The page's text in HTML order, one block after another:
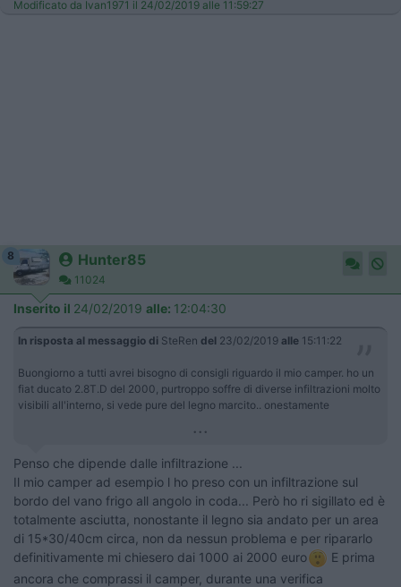
Modificato da Ivan1971 il 24/02/2019 alle 11:59:27
8 Hunter85
11024
Inserito il 24/02/2019 alle: 12:04:30
In risposta al messaggio di SteRen del 23/02/2019 alle 15:11:22
Buongiorno a tutti avrei bisogno di consigli riguardo il mio camper. ho un
fiat ducato 2.8T.D del 2000, purtroppo soffre di diverse infiltrazioni molto
visibili all'interno, si vede pure del legno marcito.. onestamente
...
Penso che dipende dalle infiltrazione ...
Il mio camper ad esempio l ho preso con un infiltrazione sul
bordo del vano frigo all angolo in coda... Però ho ri sigillato ed è
totalmente asciutta, nonostante il legno sia andato per un area
di 15*30/40cm circa, non da nessun problema e per ripararlo
definitivamente mi chiesero dai 1000 ai 2000 euro
E prima
ancora che comprassi il camper, durante una verifica